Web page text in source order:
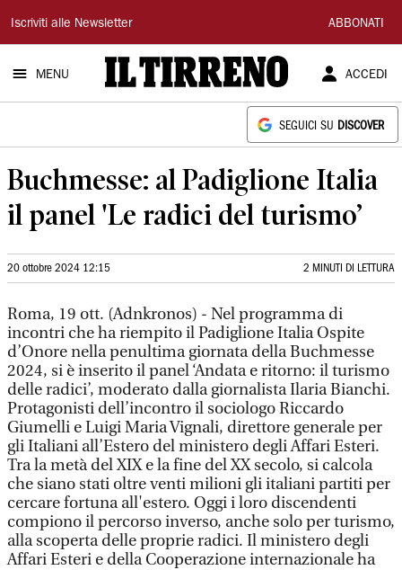
Il
Tirreno
Iscriviti alle Newsletter ABBONATI
MENU ACCEDI
SEGUICI SU DISCOVER
Buchmesse: al Padiglione Italia
il panel 'Le radici del turismo’
20 ottobre 2024 12:15 2 MINUTI DI LETTURA
Roma, 19 ott. (Adnkronos) - Nel programma di
incontri che ha riempito il Padiglione Italia Ospite
d’Onore nella penultima giornata della Buchmesse
2024, si è inserito il panel ‘Andata e ritorno: il turismo
delle radici’, moderato dalla giornalista Ilaria Bianchi.
Protagonisti dell’incontro il sociologo Riccardo
Giumelli e Luigi Maria Vignali, direttore generale per
gli Italiani all’Estero del ministero degli Affari Esteri.
Tra la metà del XIX e la fine del XX secolo, si calcola
che siano stati oltre venti milioni gli italiani partiti per
cercare fortuna all'estero. Oggi i loro discendenti
compiono il percorso inverso, anche solo per turismo,
alla scoperta delle proprie radici. Il ministero degli
Affari Esteri e della Cooperazione internazionale ha